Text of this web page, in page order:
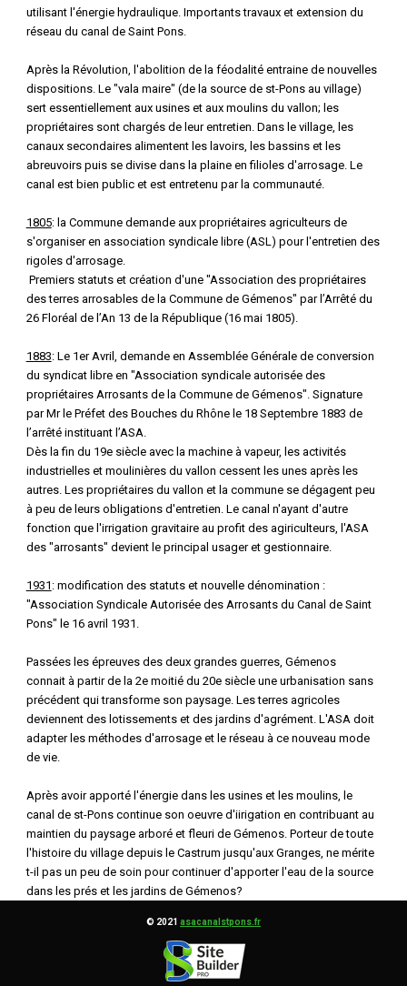
utilisant l'énergie hydraulique. Importants travaux et extension du
réseau du canal de Saint Pons.
Après la Révolution, l'abolition de la féodalité entraine de nouvelles
dispositions. Le "vala maire" (de la source de st-Pons au village)
sert essentiellement aux usines et aux moulins du vallon; les
propriétaires sont chargés de leur entretien. Dans le village, les
canaux secondaires alimentent les lavoirs, les bassins et les
abreuvoirs puis se divise dans la plaine en filioles d'arrosage. Le
canal est bien public et est entretenu par la communauté.
1805: la Commune demande aux propriétaires agriculteurs de
s'organiser en association syndicale libre (ASL) pour l'entretien des
rigoles d'arrosage.
Premiers statuts et création d'une "Association des propriétaires
des terres arrosables de la Commune de Gémenos" par l’Arrêté du
26 Floréal de l’An 13 de la République (16 mai 1805).
1883: Le 1er Avril, demande en Assemblée Générale de conversion
du syndicat libre en "Association syndicale autorisée des
propriétaires Arrosants de la Commune de Gémenos". Signature
par Mr le Préfet des Bouches du Rhône le 18 Septembre 1883 de
l’arrêté instituant l’ASA.
Dès la fin du 19e siècle avec la machine à vapeur, les activités
industrielles et moulinières du vallon cessent les unes après les
autres. Les propriétaires du vallon et la commune se dégagent peu
à peu de leurs obligations d'entretien. Le canal n'ayant d'autre
fonction que l'irrigation gravitaire au profit des agiriculteurs, l'ASA
des "arrosants" devient le principal usager et gestionnaire.
1931 : modification des statuts et nouvelle dénomination :
"Association Syndicale Autorisée des Arrosants du Canal de Saint
Pons" le 16 avril 1931.
Passées les épreuves des deux grandes guerres, Gémenos
connait à partir de la 2e moitié du 20e siècle une urbanisation sans
précédent qui transforme son paysage. Les terres agricoles
deviennent des lotissements et des jardins d'agrément. L'ASA doit
adapter les méthodes d'arrosage et le réseau à ce nouveau mode
de vie.
Après avoir apporté l'énergie dans les usines et les moulins, le
canal de st-Pons continue son oeuvre d'iirigation en contribuant au
maintien du paysage arboré et fleuri de Gémenos. Porteur de toute
l'histoire du village depuis le Castrum jusqu'aux Granges, ne mérite
t-il pas un peu de soin pour continuer d'apporter l'eau de la source
dans les prés et les jardins de Gémenos?
© 2021 asacanalstpons.fr